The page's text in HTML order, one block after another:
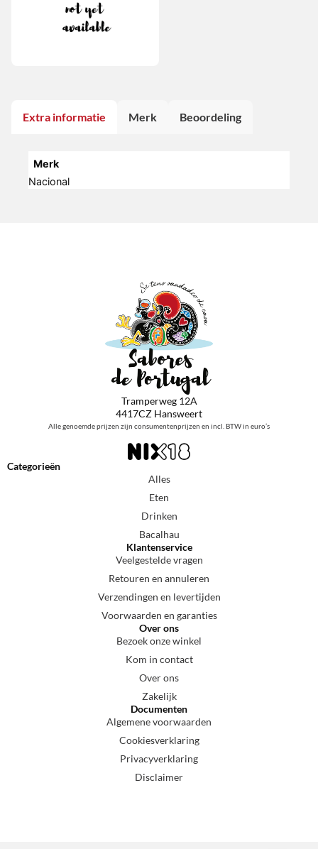
Extra informatie Merk Beoordeling
Merk
Nacional
Tramperweg 12A
4417CZ Hansweert
Alle genoemde prijzen zijn consumentenprijzen en incl. BTW in euro’s
Categorieën
Alles
Eten
Drinken
Bacalhau
Klantenservice
Veelgestelde vragen
Retouren en annuleren
Verzendingen en levertijden
Voorwaarden en garanties
Over ons
Bezoek onze winkel
Kom in contact
Over ons
Zakelijk
Documenten
Algemene voorwaarden
Cookiesverklaring
Privacyverklaring
Disclaimer